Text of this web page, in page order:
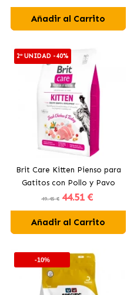
Añadir al Carrito
2ª UNIDAD -40%
Brit Care Kitten Pienso para
Gatitos con Pollo y Pavo
49.45 € 44.51 €
Añadir al Carrito
-10%